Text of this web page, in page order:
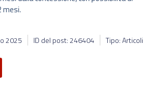
mesi.
2025 ID del post: 246404 Tipo: Articoli